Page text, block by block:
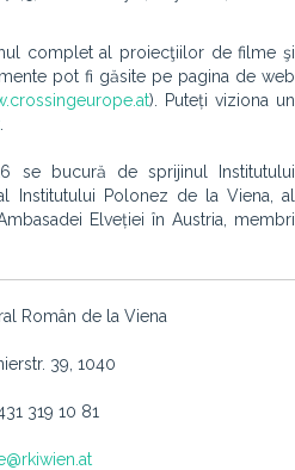
complet al proiecţiilor de filme şi
pot fi găsite pe pagina de web
). Puteți viziona un
se bucură de sprijinul Institutului
Institutului Polonez de la Viena, al
Elveției în Austria, membri
Român de la Viena
39, 1040
319 10 81